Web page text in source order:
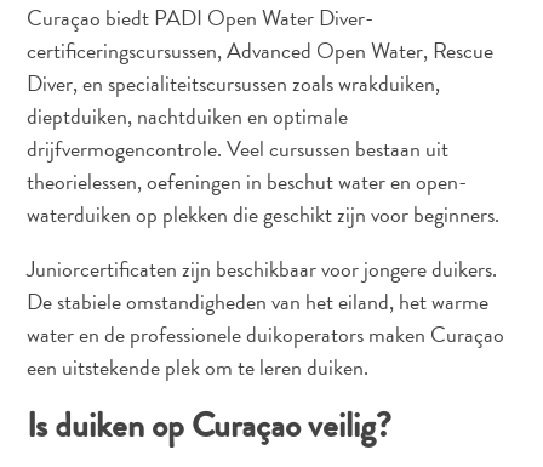
Wave
Updates
Van
bohohotels
tot
arty
restaurants:
Curaçao biedt PADI Open Water Diver-
certificeringscursussen, Advanced Open Water, Rescue
Diver, en specialiteitscursussen zoals wrakduiken,
dieptduiken, nachtduiken en optimale
drijfvermogencontrole. Veel cursussen bestaan uit
theorielessen, oefeningen in beschut water en open-
waterduiken op plekken die geschikt zijn voor beginners.
Juniorcertificaten zijn beschikbaar voor jongere duikers.
De stabiele omstandigheden van het eiland, het warme
water en de professionele duikoperators maken Curaçao
een uitstekende plek om te leren duiken.
Is duiken op Curaçao veilig?